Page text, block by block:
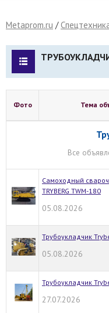
Metaprom.ru /
Фото Тема
Все
Самоходный
TRYBERG TWM-180
05.08.2026
Трубоукладчик
05.08.2026
Трубоукладчик
27.07.2026